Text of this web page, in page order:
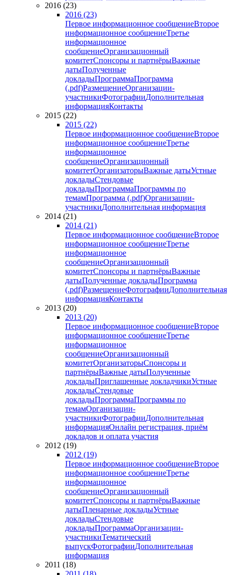
2016 (23)
2016 (23)
Первое информационное сообщениеВторое
информационное сообщениеТретье
информационное
сообщениеОрганизационный
комитетСпонсоры и партнёрыВажные
датыПолученные
докладыПрограммаПрограмма
(.pdf)РазмещениеОрганизации-
участникиФотографииДополнительная
информацияКонтакты
2015 (22)
2015 (22)
Первое информационное сообщениеВторое
информационное сообщениеТретье
информационное
сообщениеОрганизационный
комитетОрганизаторыВажные датыУстные
докладыСтендовые
докладыПрограммаПрограммы по
темамПрограмма (.pdf)Организации-
участникиДополнительная информация
2014 (21)
2014 (21)
Первое информационное сообщениеВторое
информационное сообщениеТретье
информационное
сообщениеОрганизационный
комитетСпонсоры и партнёрыВажные
датыПолученные докладыПрограмма
(.pdf)РазмещениеФотографииДополнительная
информацияКонтакты
2013 (20)
2013 (20)
Первое информационное сообщениеВторое
информационное сообщениеТретье
информационное
сообщениеОрганизационный
комитетОрганизаторыСпонсоры и
партнёрыВажные датыПолученные
докладыПриглашенные докладчикиУстные
докладыСтендовые
докладыПрограммаПрограммы по
темамОрганизации-
участникиФотографииДополнительная
информацияОнлайн регистрация, приём
докладов и оплата участия
2012 (19)
2012 (19)
Первое информационное сообщениеВторое
информационное сообщениеТретье
информационное
сообщениеОрганизационный
комитетСпонсоры и партнёрыВажные
датыПленарные докладыУстные
докладыСтендовые
докладыПрограммаОрганизации-
участникиТематический
выпускФотографииДополнительная
информация
2011 (18)